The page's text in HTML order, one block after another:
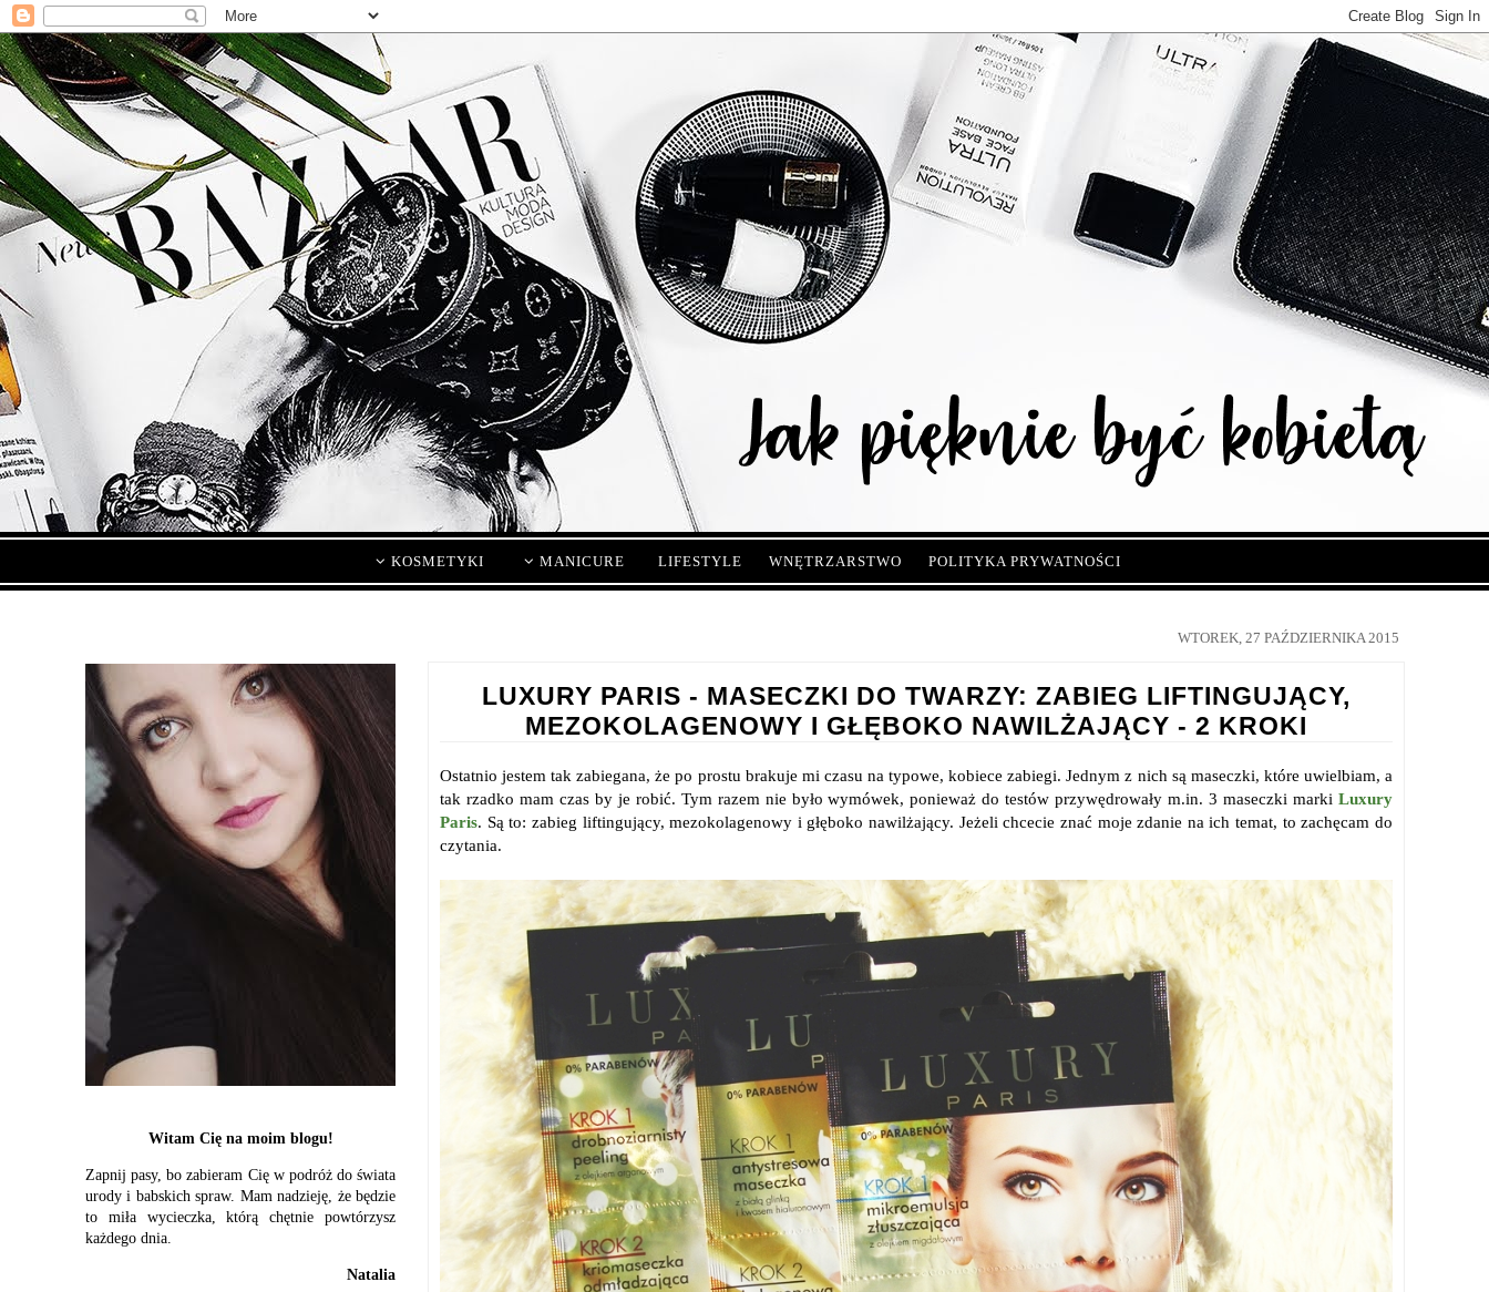
KOSMETYKI MANICURE LIFESTYLE WNĘTRZARSTWO POLITYKA PRYWATNOŚCI
WTOREK, 27 PAŹDZIERNIKA 2015
LUXURY PARIS - MASECZKI DO TWARZY: ZABIEG LIFTINGUJĄCY,
MEZOKOLAGENOWY I GŁĘBOKO NAWILŻAJĄCY - 2 KROKI
Ostatnio jestem tak zabiegana, że po prostu brakuje mi czasu na typowe, kobiece zabiegi. Jednym z nich są maseczki, które uwielbiam, a
tak rzadko mam czas by je robić. Tym razem nie było wymówek, ponieważ do testów przywędrowały m.in. 3 maseczki marki Luxury
Paris. Są to: zabieg liftingujący, mezokolagenowy i głęboko nawilżający. Jeżeli chcecie znać moje zdanie na ich temat, to zachęcam do
czytania.
Witam Cię na moim blogu!
Zapnij pasy, bo zabieram Cię w podróż do świata
urody i babskich spraw. Mam nadzieję, że będzie
to miła wycieczka, którą chętnie powtórzysz
każdego dnia.
Natalia